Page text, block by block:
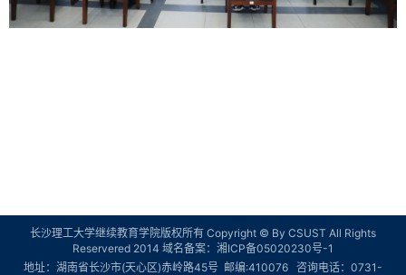
长沙理工大学继续教育学院版权所有 Copyright © By CSUST All Rights
Reservered 2014 域名备案： 湘ICP备05020230号-1
地址：湖南省长沙市(天心区)赤岭路45号 邮编:410076 咨询电话：0731-